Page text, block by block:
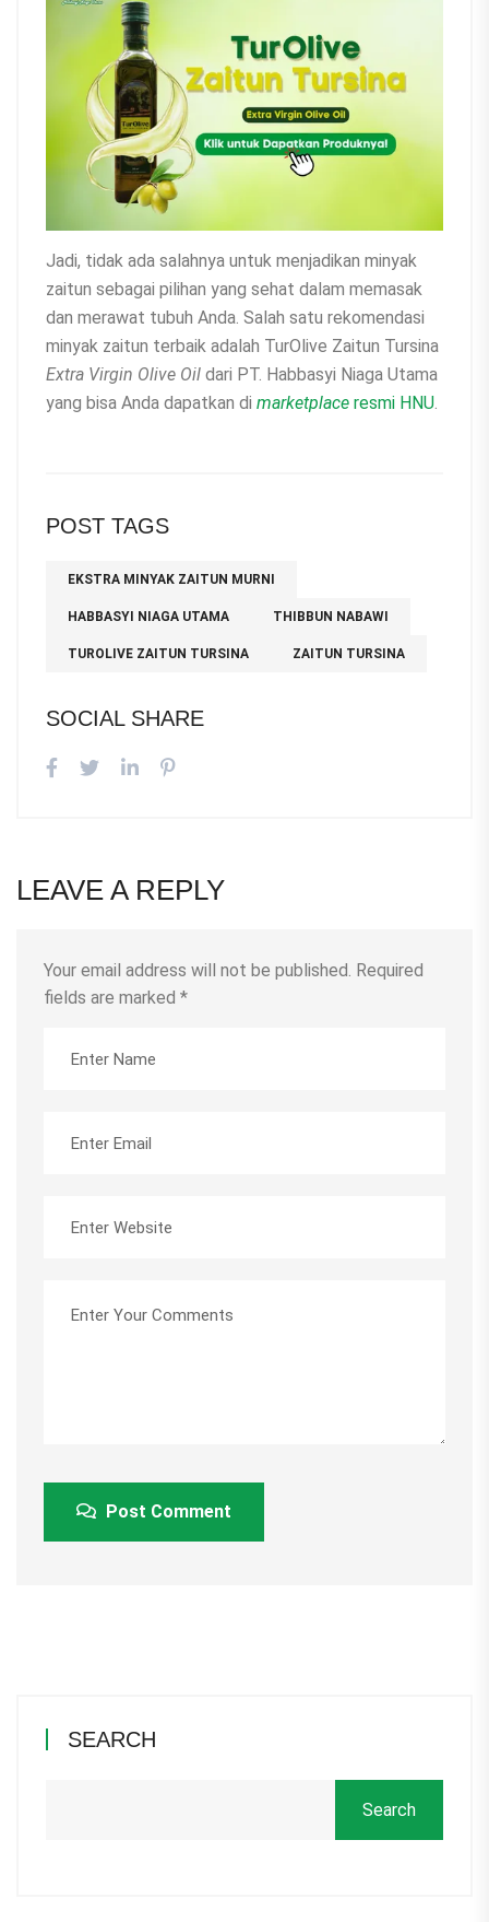
Jadi, tidak ada salahnya untuk menjadikan minyak
zaitun sebagai pilihan yang sehat dalam memasak
dan merawat tubuh Anda. Salah satu rekomendasi
minyak zaitun terbaik adalah TurOlive Zaitun Tursina
Extra Virgin Olive Oil dari PT. Habbasyi Niaga Utama
yang bisa Anda dapatkan di marketplace resmi HNU.
POST TAGS
EKSTRA MINYAK ZAITUN MURNI
HABBASYI NIAGA UTAMA THIBBUN NABAWI
TUROLIVE ZAITUN TURSINA ZAITUN TURSINA
SOCIAL SHARE
LEAVE A REPLY
Your email address will not be published. Required
fields are marked *
Post Comment
SEARCH
Search